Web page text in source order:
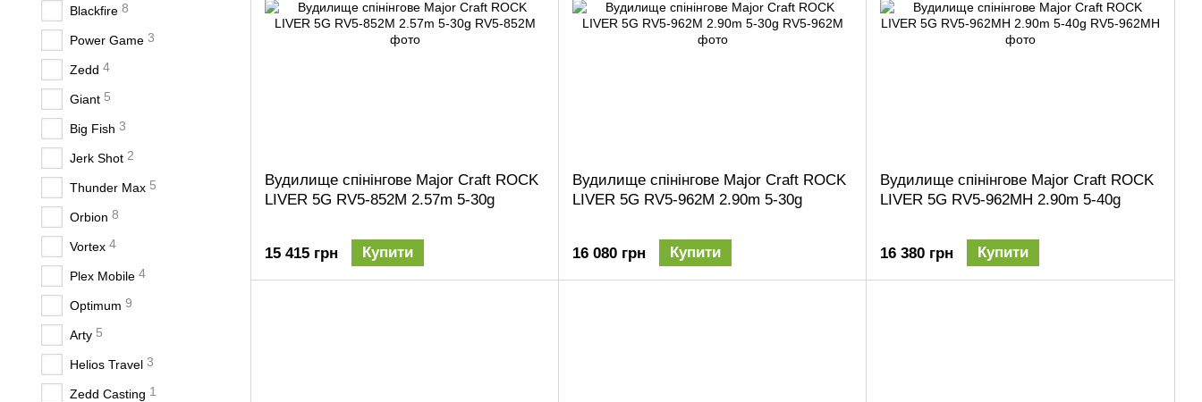
Вудилище спінінгове Major Craft ROCK
LIVER 5G RV5-852M 2.57m 5-30g
15 415 грн Купити
Вудилище спінінгове Major Craft ROCK
LIVER 5G RV5-962M 2.90m 5-30g
16 080 грн Купити
Вудилище спінінгове Major Craft ROCK
LIVER 5G RV5-962MH 2.90m 5-40g
16 380 грн Купити
Blackfire 8
Power Game 3
Zedd 4
Giant 5
Big Fish 3
Jerk Shot 2
Thunder Max 5
Orbion 8
Vortex 4
Plex Mobile 4
Optimum 9
Arty 5
Helios Travel 3
Zedd Сasting 1